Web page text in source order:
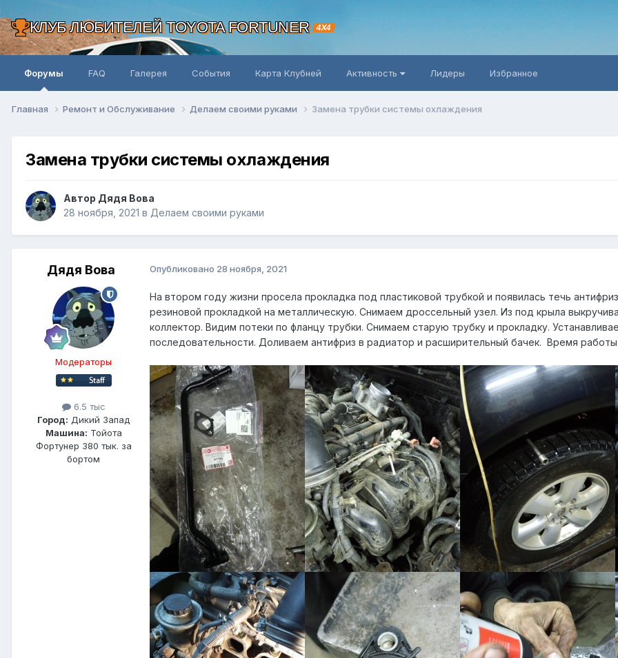
КЛУБ ЛЮБИТЕЛЕЙ TOYOTA FORTUNER 4X4
Форумы FAQ Галерея События Карта Клубней Активность Лидеры Избранное
Главная Ремонт и Обслуживание Делаем своими руками Замена трубки системы охлаждения
Замена трубки системы охлаждения
Автор Дядя Вова
28 ноября, 2021 в Делаем своими руками
Дядя Вова
Модераторы
6.5 тыс
Город: Дикий Запад
Машина: Тойота
Фортунер 380 тык. за
бортом
Опубликовано 28 ноября, 2021
На втором году жизни просела прокладка под пластиковой трубкой и появилась течь
резиновой прокладкой на металлическую. Снимаем дроссельный узел. Из под крыла
коллектор. Видим потеки по фланцу трубки. Снимаем старую трубку и прокладку.
последовательности. Доливаем антифриз в радиатор и расширительный бачек. Время работы